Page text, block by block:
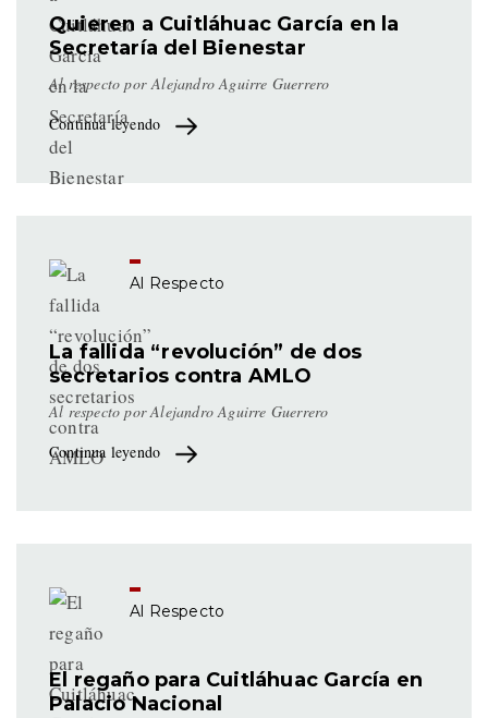
Quieren a Cuitláhuac García en la
Secretaría del Bienestar
Al respecto porAlejandro Aguirre Guerrero
Continua leyendo
Al Respecto
La fallida “revolución” de dos
secretarios contra AMLO
Al respecto por Alejandro Aguirre Guerrero
Continua leyendo
Al Respecto
El regaño para Cuitláhuac García en
Palacio Nacional